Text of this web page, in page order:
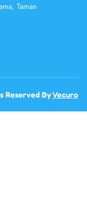
Taman
Reserved ByVecuro